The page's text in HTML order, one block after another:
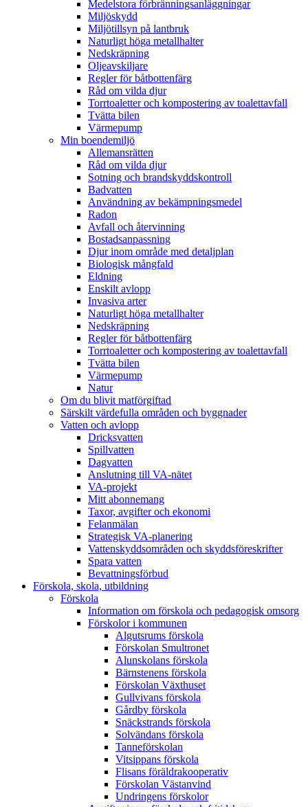
Medelstora förbränningsanläggningar
Miljöskydd
Miljötillsyn på lantbruk
Naturligt höga metallhalter
Nedskräpning
Oljeavskiljare
Regler för båtbottenfärg
Råd om vilda djur
Torrtoaletter och kompostering av toalettavfall
Tvätta bilen
Värmepump
Min boendemiljö
Allemansrätten
Råd om vilda djur
Sotning och brandskyddskontroll
Badvatten
Användning av bekämpningsmedel
Radon
Avfall och återvinning
Bostadsanpassning
Djur inom område med detaljplan
Biologisk mångfald
Eldning
Enskilt avlopp
Invasiva arter
Naturligt höga metallhalter
Nedskräpning
Regler för båtbottenfärg
Torrtoaletter och kompostering av toalettavfall
Tvätta bilen
Värmepump
Natur
Om du blivit matförgiftad
Särskilt värdefulla områden och byggnader
Vatten och avlopp
Dricksvatten
Spillvatten
Dagvatten
Anslutning till VA-nätet
VA-projekt
Mitt abonnemang
Taxor, avgifter och ekonomi
Felanmälan
Strategisk VA-planering
Vattenskyddsområden och skyddsföreskrifter
Spara vatten
Bevattningsförbud
Förskola, skola, utbildning
Förskola
Information om förskola och pedagogisk omsorg
Förskolor i kommunen
Algutsrums förskola
Förskolan Smultronet
Alunskolans förskola
Bärnstenens förskola
Förskolan Växthuset
Gullvivans förskola
Gårdby förskola
Snäckstrands förskola
Solvändans förskola
Tanneförskolan
Vitsippans förskola
Flisans föräldrakooperativ
Förskolan Västanvind
Undringens förskolor